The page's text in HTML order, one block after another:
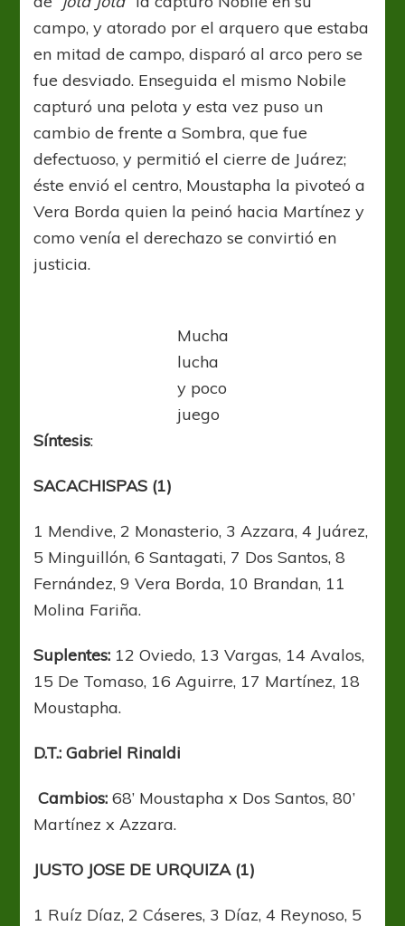
campo, y atorado por el arquero que estaba
en mitad de campo, disparó al arco pero se
fue desviado. Enseguida el mismo Nobile
capturó una pelota y esta vez puso un
cambio de frente a Sombra, que fue
defectuoso, y permitió el cierre de Juárez;
éste envió el centro, Moustapha la pivoteó a
Vera Borda quien la peinó hacia Martínez y
como venía el derechazo se convirtió en
justicia.
Mucha
lucha
y poco
juego
Síntesis:
SACACHISPAS (1)
1 Mendive, 2 Monasterio, 3 Azzara, 4 Juárez,
5 Minguillón, 6 Santagati, 7 Dos Santos, 8
Fernández, 9 Vera Borda, 10 Brandan, 11
Molina Fariña.
Suplentes: 12 Oviedo, 13 Vargas, 14 Avalos,
15 De Tomaso, 16 Aguirre, 17 Martínez, 18
Moustapha.
D.T.: Gabriel Rinaldi
Cambios:68’ Moustapha x Dos Santos, 80’
Martínez x Azzara.
JUSTO JOSE DE URQUIZA (1)
1 Ruíz Díaz, 2 Cáseres, 3 Díaz, 4 Reynoso, 5